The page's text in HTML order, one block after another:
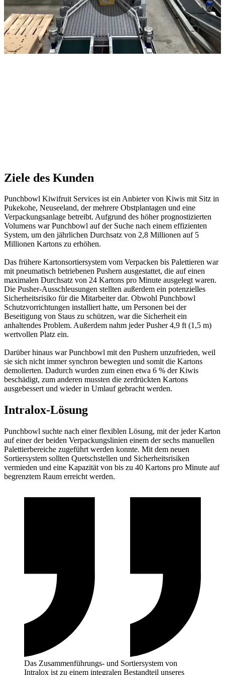
Ziele des Kunden
Punchbowl Kiwifruit Services ist ein Anbieter von Kiwis mit Sitz in
Pukekohe, Neuseeland, der mehrere Obstplantagen und eine
Verpackungsanlage betreibt. Aufgrund des höher prognostizierten
Volumens war Punchbowl auf der Suche nach einem effizienten
System, um den jährlichen Durchsatz von 2,8 Millionen auf 5
Millionen Kartons zu erhöhen.
Das frühere Kartonsortiersystem vom Verpacken bis Palettieren war
mit pneumatisch betriebenen Pushern ausgestattet, die auf einen
maximalen Durchsatz von 24 Kartons pro Minute ausgelegt waren.
Die Pusher-Ausschleusungen stellten außerdem ein potenzielles
Sicherheitsrisiko für die Mitarbeiter dar. Obwohl Punchbowl
Schutzvorrichtungen installiert hatte, um Personen bei der
Beseitigung von Staus zu schützen, war die Sicherheit ein
anhaltendes Problem. Außerdem nahm jeder Pusher 4,9 ft (1,5 m)
wertvollen Platz ein.
Darüber hinaus war Punchbowl mit den Pushern unzufrieden, weil
sie sich nicht immer synchron bewegten und somit die Kartons
demolierten. Dadurch wurden zum einen etwa 6 % der Kiwis
beschädigt, zum anderen mussten die zerdrückten Kartons
ausgebessert und wieder in Umlauf gebracht werden.
Intralox-Lösung
Punchbowl suchte nach einer flexiblen Lösung, mit der jeder Karton
auf einer der beiden Verpackungslinien einem der sechs manuellen
Palettierbereiche zugeführt werden konnte. Mit dem neuen
Sortiersystem sollten Quetschstellen und Sicherheitsrisiken
vermieden und eine Kapazität von bis zu 40 Kartons pro Minute auf
begrenztem Raum erreicht werden.
Das Zusammenführungs- und Sortiersystem von
Intralox ist zu einem integralen Bestandteil unseres